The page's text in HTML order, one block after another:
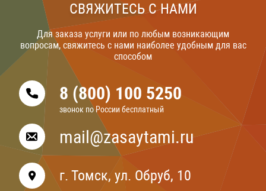
СВЯЖИТЕСЬ С НАМИ
Для заказа услуги или по любым возникающим
вопросам, свяжитесь с нами наиболее удобным для вас
способом
8 (800) 100 5250
звонок по России бесплатный
mail@zasaytami.ru
г. Томск, ул. Обруб, 10